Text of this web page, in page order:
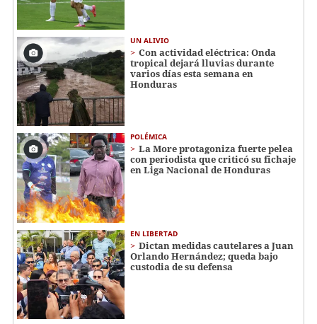
UN ALIVIO
Con actividad eléctrica: Onda
tropical dejará lluvias durante
varios días esta semana en
Honduras
POLÉMICA
La More protagoniza fuerte pelea
con periodista que criticó su fichaje
en Liga Nacional de Honduras
EN LIBERTAD
Dictan medidas cautelares a Juan
Orlando Hernández; queda bajo
custodia de su defensa